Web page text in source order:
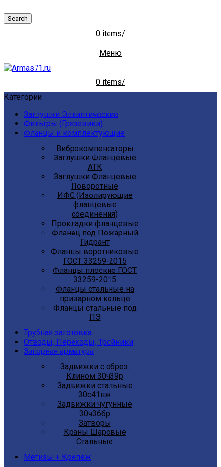
Search
0 items/
Меню
0 items/
Категории
Заглушки Эллиптические
Фильтры (Грязевики)
Фланцы и комплектующие
Виброкомпенсаторы
Заглушки Фланцевые
АТК
Заглушки Фланцевые
Поворотные
ИФС (Изолирующие
фланцевые
соединения)
Прокладки фланцевые
Фланец под Пожарный
Гидрант
Фланцы воротниковые
ГОСТ 33259-2015
Фланцы плоские ГОСТ
33259-2015
Фланцы стальные на
приварном кольце
Фланцы стальные под
ПЭ
Трубная заготовка
Отводы, Переходы, Тройники
Запорная арматура
Задвижки с обрез.
Клином 30ч39р
Задвижки стальные
30с41нж
Задвижки чугунные
30ч36бр
Затворы
Краны Шаровые
Стальные
Метизы + Крепеж